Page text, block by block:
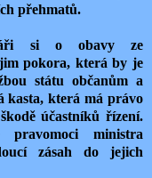
přehmatů.
si o obavy ze
pokora, která by je
státu občanům a
kasta, která má právo
účastníků řízení.
pravomoci ministra
zásah do jejich